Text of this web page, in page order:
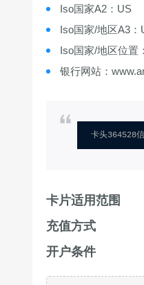
Iso国家A2：US
Iso国家/地区A3：
Iso国家/地区位置
银行网站：
卡头364528
卡片适用范围
充值方式
开户条件